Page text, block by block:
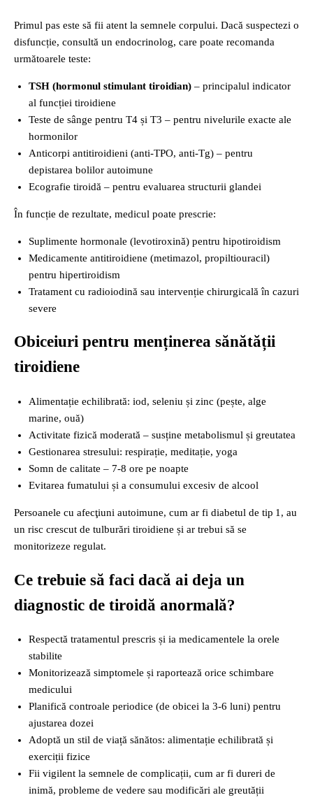
Primul pas este să fii atent la semnele corpului. Dacă suspectezi o
disfuncție, consultă un endocrinolog, care poate recomanda
următoarele teste:
TSH (hormonul stimulant tiroidian) – principalul indicator
al funcției tiroidiene
Teste de sânge pentru T4 și T3 – pentru nivelurile exacte ale
hormonilor
Anticorpi antitiroidieni (anti‑TPO, anti‑Tg) – pentru
depistarea bolilor autoimune
Ecografie tiroidă – pentru evaluarea structurii glandei
În funcție de rezultate, medicul poate prescrie:
Suplimente hormonale (levotiroxină) pentru hipotiroidism
Medicamente antitiroidiene (metimazol, propiltiouracil)
pentru hipertiroidism
Tratament cu radioiodină sau intervenție chirurgicală în cazuri
severe
Obiceiuri pentru menținerea sănătății
tiroidiene
Alimentație echilibrată: iod, seleniu și zinc (pește, alge
marine, ouă)
Activitate fizică moderată – susține metabolismul și greutatea
Gestionarea stresului: respirație, meditație, yoga
Somn de calitate – 7‑8 ore pe noapte
Evitarea fumatului și a consumului excesiv de alcool
Persoanele cu afecţiuni autoimune, cum ar fi diabetul de tip 1, au
un risc crescut de tulburări tiroidiene și ar trebui să se
monitorizeze regulat.
Ce trebuie să faci dacă ai deja un
diagnostic de tiroidă anormală?
Respectă tratamentul prescris și ia medicamentele la orele
stabilite
Monitorizează simptomele și raportează orice schimbare
medicului
Planifică controale periodice (de obicei la 3‑6 luni) pentru
ajustarea dozei
Adoptă un stil de viață sănătos: alimentație echilibrată și
exerciții fizice
Fii vigilent la semnele de complicații, cum ar fi dureri de
inimă, probleme de vedere sau modificări ale greutății